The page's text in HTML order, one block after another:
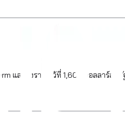
และตั้งราคาไว้ที่ 1,600 ดอลลาร์ส